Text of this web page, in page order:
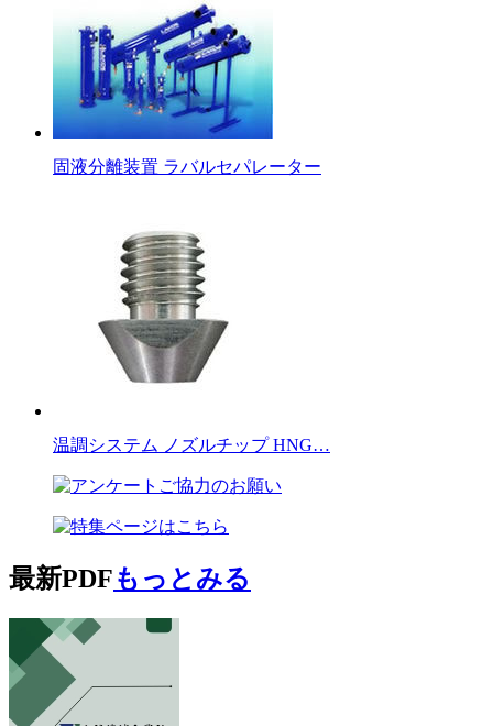
固液分離装置 ラバルセパレーター
温調システム ノズルチップ HNG…
最新PDFもっとみる